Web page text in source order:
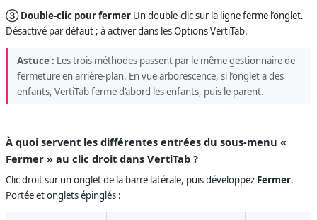
③ Double-clic pour fermer Un double-clic sur la ligne ferme l’onglet.
Désactivé par défaut ; à activer dans les Options VertiTab.
Astuce : Les trois méthodes passent par le même gestionnaire de
fermeture en arrière-plan. En vue arborescence, si l’onglet a des
enfants, VertiTab ferme d’abord les enfants, puis le parent.
À quoi servent les différentes entrées du sous-menu «
Fermer » au clic droit dans VertiTab ?
Clic droit sur un onglet de la barre latérale, puis développez Fermer.
Portée et onglets épinglés :